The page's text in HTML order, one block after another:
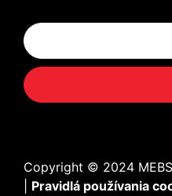
Copyright © 2024
Pravidlá používania